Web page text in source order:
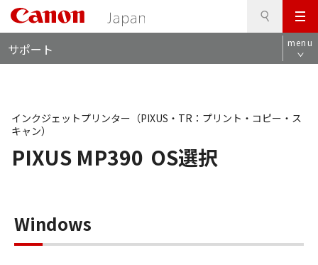
メ
ニ
ュ
サポート menu
PIXUS MP390 OS選択
インクジェットプリンター（PIXUS・TR：プリント・コピー・ス
キャン）
Windows